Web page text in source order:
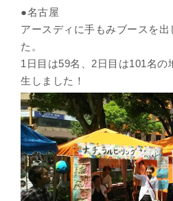
●名古屋
アースディに手もみブースを
た。
1日目は59名、2日目は101名の
生しました！